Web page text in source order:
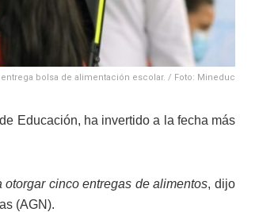
bolsa de alimentación escolar. / Foto: Mineduc
Educación, ha invertido a la fecha más
cinco entregas de alimentos, dijo
(AGN).